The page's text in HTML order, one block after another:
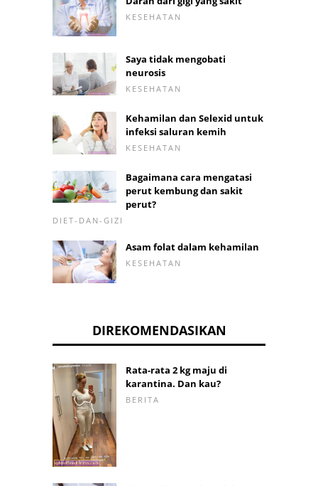
KESEHATAN
Saya tidak mengobati
neurosis
KESEHATAN
Kehamilan dan Selexid untuk
infeksi saluran kemih
KESEHATAN
Bagaimana cara mengatasi
perut kembung dan sakit
perut?
DIET-DAN-GIZI
Asam folat dalam kehamilan
KESEHATAN
DIREKOMENDASIKAN
Rata-rata 2 kg maju di
karantina. Dan kau?
BERITA